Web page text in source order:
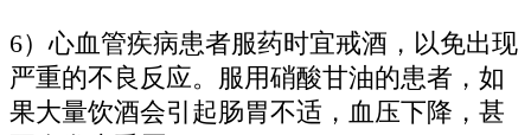
6）心血管疾病患者服药时宜戒酒，以免出现
严重的不良反应。服用硝酸甘油的患者，如
果大量饮酒会引起肠胃不适，血压下降，甚